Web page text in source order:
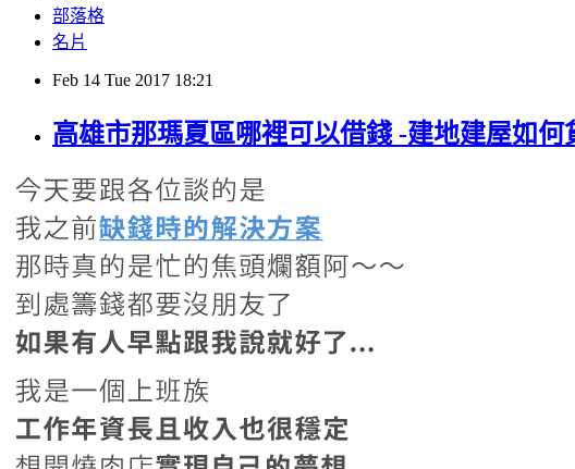
部落格
名片
Feb 14 Tue 2017 18:21
高雄市那瑪夏區哪裡可以借錢 -建地建屋如何